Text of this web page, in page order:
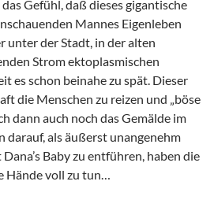
Gefühl, daß dieses gigantische
Mannes Eigenleben
unter der Stadt, in der alten
Strom ektoplasmischen
es schon beinahe zu spät. Dieser
die Menschen zu reizen und „böse
dann auch noch das Gemälde im
darauf, als äußerst unangenehm
Baby zu entführen, haben die
voll zu tun…